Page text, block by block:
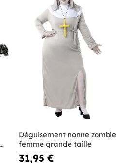
Déguisement nonne zombie
femme grande taille
31,95 €